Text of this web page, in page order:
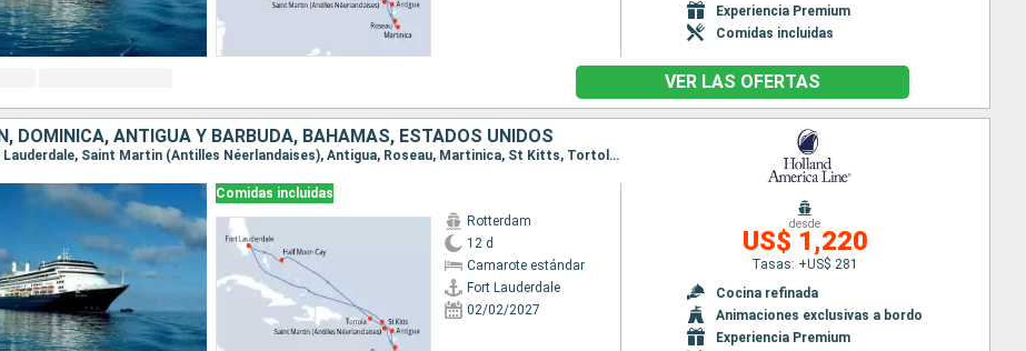
Experiencia Premium
Comidas incluidas
VER LAS OFERTAS
DOMINICA, ANTIGUA Y BARBUDA, BAHAMAS, ESTADOS UNIDOS
Itinerario : Fort Lauderdale, Saint Martin (Antilles Néerlandaises), Antigua, Roseau, Martinica, St Kitts, Tortola, Half Moon Cay, Fort Lauderdale
Comidas incluidas
Rotterdam
12 d
Camarote estándar
Fort Lauderdale
02/02/2027
desde
US$ 1,220
Tasas: +US$ 281
Cocina refinada
Animaciones exclusivas a bordo
Experiencia Premium